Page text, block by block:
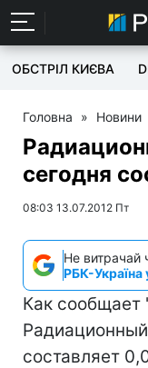
ОБСТРІЛ КИЄВА
Головна » Новини
сегодня
08:03 13.07.2012 Пт
Не витрачай
РБК-Україна
Как сообщает
составляет